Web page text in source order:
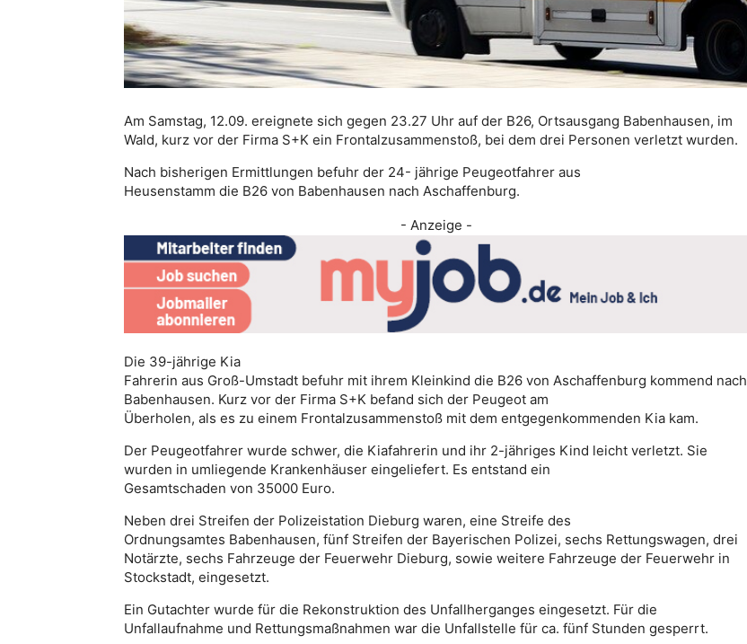
Am Samstag, 12.09. ereignete sich gegen 23.27 Uhr auf der B26, Ortsausgang Babenhausen, im
Wald, kurz vor der Firma S+K ein Frontalzusammenstoß, bei dem drei Personen verletzt wurden.
Nach bisherigen Ermittlungen befuhr der 24- jährige Peugeotfahrer aus
Heusenstamm die B26 von Babenhausen nach Aschaffenburg.
- Anzeige -
Die 39-jährige Kia
Fahrerin aus Groß-Umstadt befuhr mit ihrem Kleinkind die B26 von Aschaffenburg kommend nach
Babenhausen. Kurz vor der Firma S+K befand sich der Peugeot am
Überholen, als es zu einem Frontalzusammenstoß mit dem entgegenkommenden Kia kam.
Der Peugeotfahrer wurde schwer, die Kiafahrerin und ihr 2-jähriges Kind leicht verletzt. Sie
wurden in umliegende Krankenhäuser eingeliefert. Es entstand ein
Gesamtschaden von 35000 Euro.
Neben drei Streifen der Polizeistation Dieburg waren, eine Streife des
Ordnungsamtes Babenhausen, fünf Streifen der Bayerischen Polizei, sechs Rettungswagen, drei
Notärzte, sechs Fahrzeuge der Feuerwehr Dieburg, sowie weitere Fahrzeuge der Feuerwehr in
Stockstadt, eingesetzt.
Ein Gutachter wurde für die Rekonstruktion des Unfallherganges eingesetzt. Für die
Unfallaufnahme und Rettungsmaßnahmen war die Unfallstelle für ca. fünf Stunden gesperrt.